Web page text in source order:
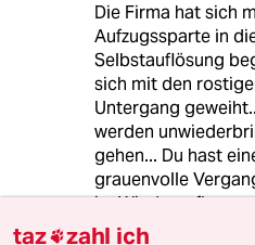
Die Firma hat sich
Aufzugssparte in
Selbstauflösung
sich mit den
Untergang
werden
gehen... Du hast
grauenvolle
im Wiederaufbau
taz zahl ich